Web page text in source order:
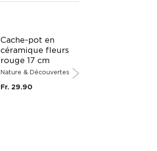
Cache-pot en
céramique fleurs
rouge 17 cm
Nature & Découvertes
Fr. 29.90